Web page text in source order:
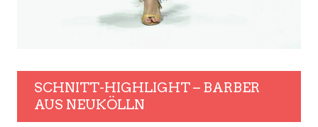
SCHNITT-HIGHLIGHT – BARBER
AUS NEUKÖLLN